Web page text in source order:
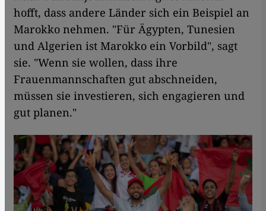
hofft, dass andere Länder sich ein Beispiel an
Marokko nehmen. "Für Ägypten, Tunesien
und Algerien ist Marokko ein Vorbild", sagt
sie. "Wenn sie wollen, dass ihre
Frauenmannschaften gut abschneiden,
müssen sie investieren, sich engagieren und
gut planen."